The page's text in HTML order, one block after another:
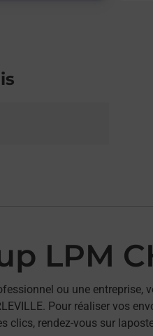
LPM
ou une entreprise,
Pour réaliser vos
clics, rendez-vous sur